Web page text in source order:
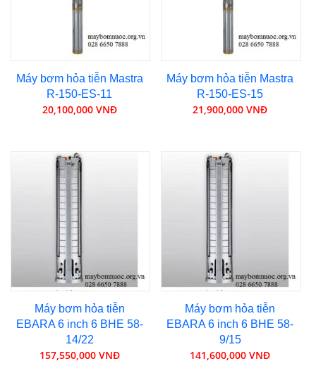
Máy bơm hỏa tiễn Mastra
R-150-ES-11
20,100,000 VNĐ
Máy bơm hỏa tiễn Mastra
R-150-ES-15
21,900,000 VNĐ
Máy bơm hỏa tiễn
EBARA 6 inch 6 BHE 58-
14/22
157,550,000 VNĐ
Máy bơm hỏa tiễn
EBARA 6 inch 6 BHE 58-
9/15
141,600,000 VNĐ